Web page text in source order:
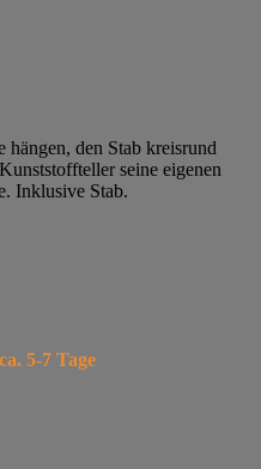
den Stab kreisrund
seine eigenen
Inklusive Stab.
5-7 Tage